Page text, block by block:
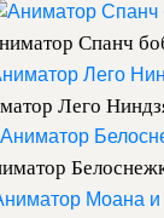
Спанч
Лего